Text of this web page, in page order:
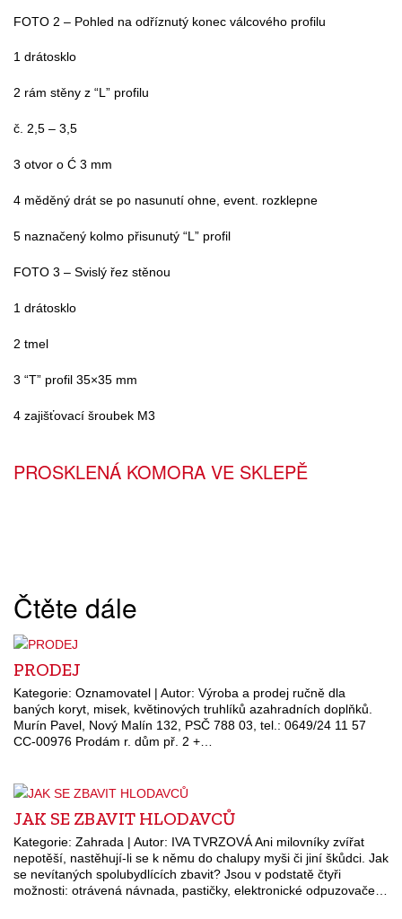
FOTO 2 – Pohled na odříznutý konec válcového profilu
1 drátosklo
2 rám stěny z “L” profilu
č. 2,5 – 3,5
3 otvor o Ć 3 mm
4 měděný drát se po nasunutí ohne, event. rozklepne
5 naznačený kolmo přisunutý “L” profil
FOTO 3 – Svislý řez stěnou
1 drátosklo
2 tmel
3 “T” profil 35×35 mm
4 zajišťovací šroubek M3
PROSKLENÁ KOMORA VE SKLEPĚ
Čtěte dále
PRODEJ
Kategorie: Oznamovatel | Autor: Výroba a prodej ručně dla
baných koryt, misek, květinových truhlíků azahradních doplňků.
Murín Pavel, Nový Malín 132, PSČ 788 03, tel.: 0649/24 11 57
CC-00976 Prodám r. dům př. 2 +…
JAK SE ZBAVIT HLODAVCŮ
Kategorie: Zahrada | Autor: IVA TVRZOVÁ Ani milovníky zvířat
nepotěší, nastěhují-li se k němu do chalupy myši či jiní škůdci. Jak
se nevítaných spolubydlících zbavit? Jsou v podstatě čtyři
možnosti: otrávená návnada, pastičky, elektronické odpuzovače…